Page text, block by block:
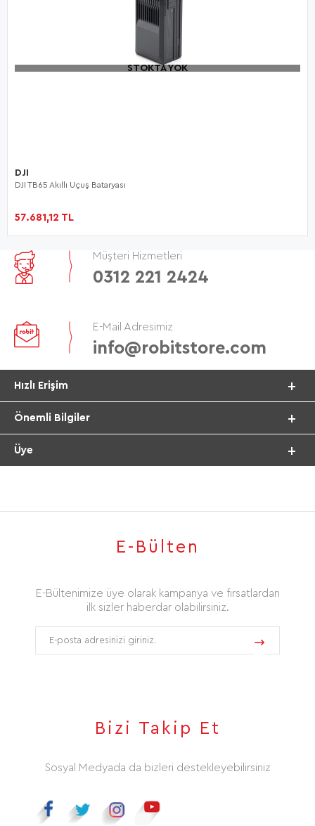
STOKTA YOK
DJI
DJI TB65 Akıllı Uçuş Bataryası
57.681,12 TL
Müşteri Hizmetleri
0312 221 2424
E-Mail Adresimiz
info@robitstore.com
Hızlı Erişim
Önemli Bilgiler
Üye
E-Bülten
E-Bültenimize üye olarak kampanya ve fırsatlardan
ilk sizler haberdar olabilirsiniz.
Bizi Takip Et
Sosyal Medyada da bizleri destekleyebilirsiniz